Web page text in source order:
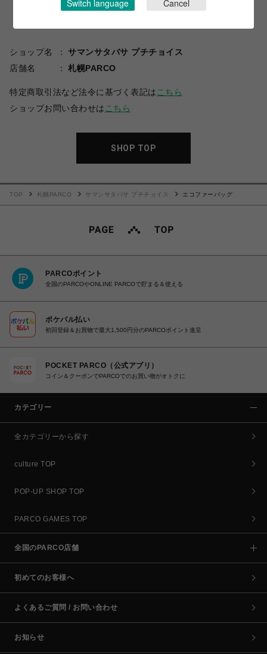
ショップ名
サマンサタバサ プチチョイス
店舗名
札幌PARCO
特定商取引法など法令に基づく表記は こちら
ショップお問い合わせは こちら
SHOP TOP
TOP 札幌PARCO サマンサタバサ プチチョイス エコファーバッグ
PARCOポイント
全国のPARCOやONLINE PARCOで貯まる＆使える
ポケパル払い
初回登録＆お買物で最大1,500円分のPARCOポイント進呈
POCKET PARCO（公式アプリ）
コイン＆クーポンでPARCOでのお買い物がオトクに
カテゴリー
全カテゴリーから探す
culture TOP
POP-UP SHOP TOP
PARCO GAMES TOP
全国のPARCO店舗
初めてのお客様へ
よくあるご質問 / お問い合わせ
お知らせ
Switch language Cancel